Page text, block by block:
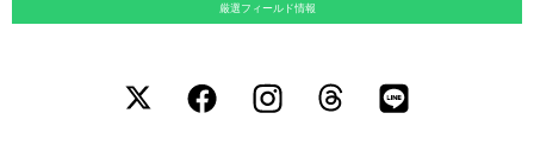
厳選フィールド情報